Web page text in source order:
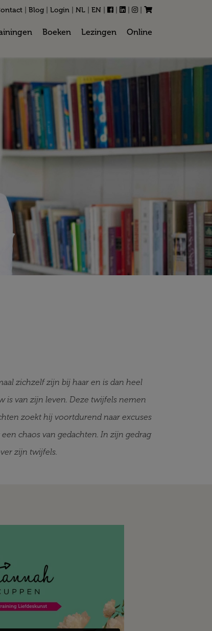
Blog Login NL EN
Boeken Lezingen Online
zichzelf zijn bij haar en is dan heel
is van zijn leven. Deze twijfels nemen
zoekt hij voortdurend naar excuses
chaos van gedachten. In zijn gedrag
zijn twijfels.